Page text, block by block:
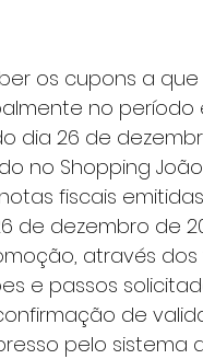
no
dia 26 de
no Shopping
fiscais
de dezembro de
através
e passos
de
pelo